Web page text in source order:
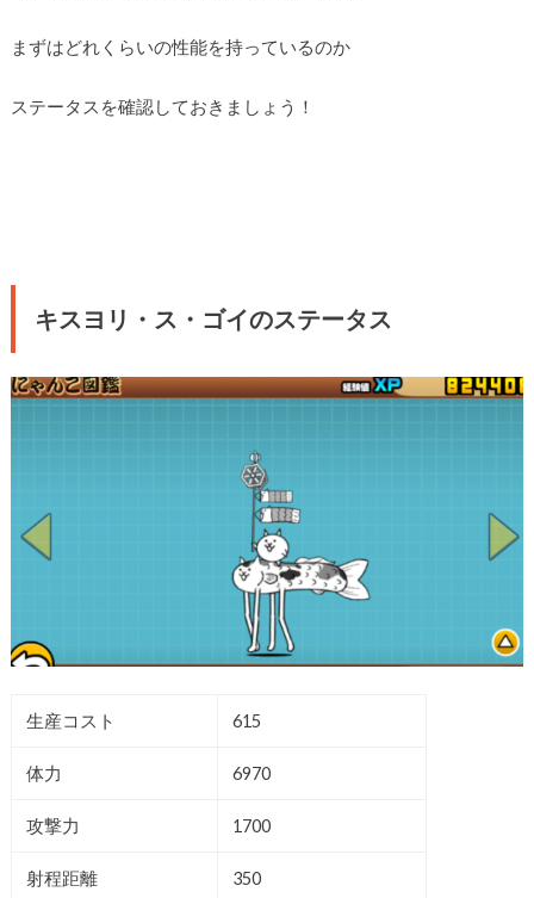
まずはどれくらいの性能を持っているのか
ステータスを確認しておきましょう！
キスヨリ・ス・ゴイのステータス
生産コスト 615
体力 6970
攻撃力 1700
射程距離 350